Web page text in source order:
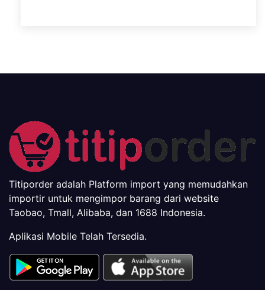
Titiporder adalah Platform import yang memudahkan
importir untuk mengimpor barang dari website
Taobao, Tmall, Alibaba, dan 1688 Indonesia.
Aplikasi Mobile Telah Tersedia.